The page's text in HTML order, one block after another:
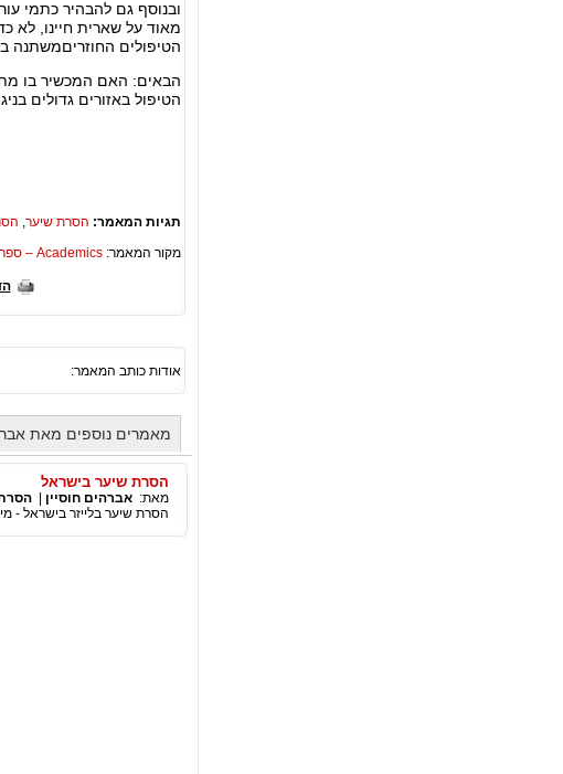
ובנוסף גם להבהיר כתמי
מאוד על שארית חיינו, לא
הטיפולים החוזריםמשתנה
הבאים: האם המכשיר בו
הטיפול באזורים גדולים
תגיות המאמר: הסרת שיער,
מקור המאמר: Academics – ספריית המאמרים של ישראל
אודות כותב המאמר:
מאמרים נוספים מאת
הסרת שיער בישראל
מאת: אברהים חוסיין
הסרת שיער בלייזר בישראל -